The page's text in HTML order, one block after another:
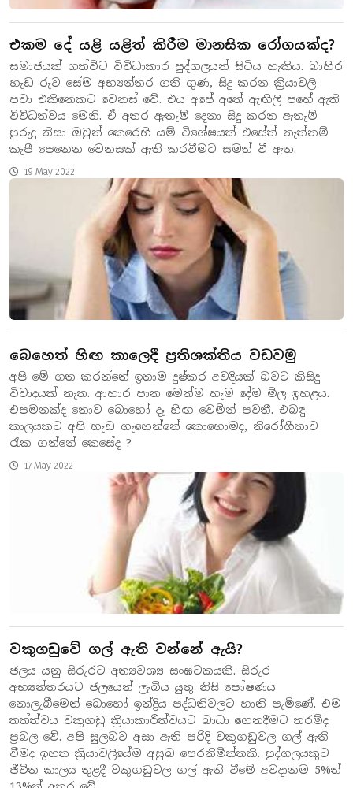
එකම දේ යළි යළිත් කිරීම මානසික රෝගයක්ද?
සමාජයක් ගත්විට විවිධාකාර පුද්ගලයන් සිටිය හැකිය. බාහිර
හැඩ රුව සේම අභ්‍යන්තර ගති ගුණ, සිදු කරන ක්‍රියාවලි
පවා එකිනෙකට වෙනස් වේ. එය අපේ අතේ ඇඟිලි පහේ ඇති
විවිධත්වය මෙනි. ඒ අතර ඇතැම් දෙනා සිදු කරන ඇතැම්
පුරුදු නිසා ඔවුන් කෙරෙහි යම් විශේෂයක් එසේත් නැත්නම්
කැපී පෙනෙන වෙනසක් ඇති කරවීමට සමත් වී ඇත.
19 May 2022
බෙහෙත් හිඟ කාලෙදී ප්‍රතිශක්තිය වඩවමු
අපි මේ ගත කරන්නේ ඉතාම දුෂ්කර අවදියක් බවට කිසිදු
විවාදයක් නැත. ආහාර පාන මෙන්ම හැම දේම මිල ඉහළය.
එපම‍නක්ද නොව බොහෝ දෑ හිඟ වෙමින් පවතී. එබඳු
කාලයකට අපි හැඩ ගැහෙන්නේ කොහොමද, නිරෝගීතාව
රැක ගන්නේ කෙසේද ?
17 May 2022
වකුගඩුවේ ගල් ඇති වන්නේ ඇයි?
ජලය යනු සිරුරට අත්‍යවශ්‍ය සංඝටකයකි. සිරුර
අභ්‍යන්තරයට ජලයෙන් ලැබිය යුතු නිසි පෝෂණය
නොලැබීමෙන් බොහෝ ඉන්ද්‍රිය පද්ධතිවලට හානි පැමිණේ. එම
තත්ත්වය වකුගඩු ක්‍රියාකාරීත්වයට බාධා ගෙනදීමට තරම්ද
ප්‍රබල වේ. අපි සුලබව අසා ඇති පරිදි වකුගඩුවල ගල් ඇති
වීමද ඉහත ක්‍රියාවලියේම අසුබ පෙරනිමිත්තකි. පුද්ගලයකුට
ජීවිත කාලය තුළදී වකුගඩුවල ගල් ඇති වීමේ අවදානම 5%ත්